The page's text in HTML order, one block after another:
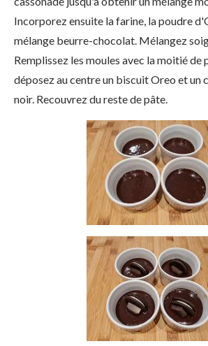
Incorporez ensuite la farine, la poudre
mélange beurre-chocolat. Mélangez
Remplissez les moules avec la moitié de
déposez au centre un biscuit Oreo et un
noir. Recouvrez du reste de pâte.